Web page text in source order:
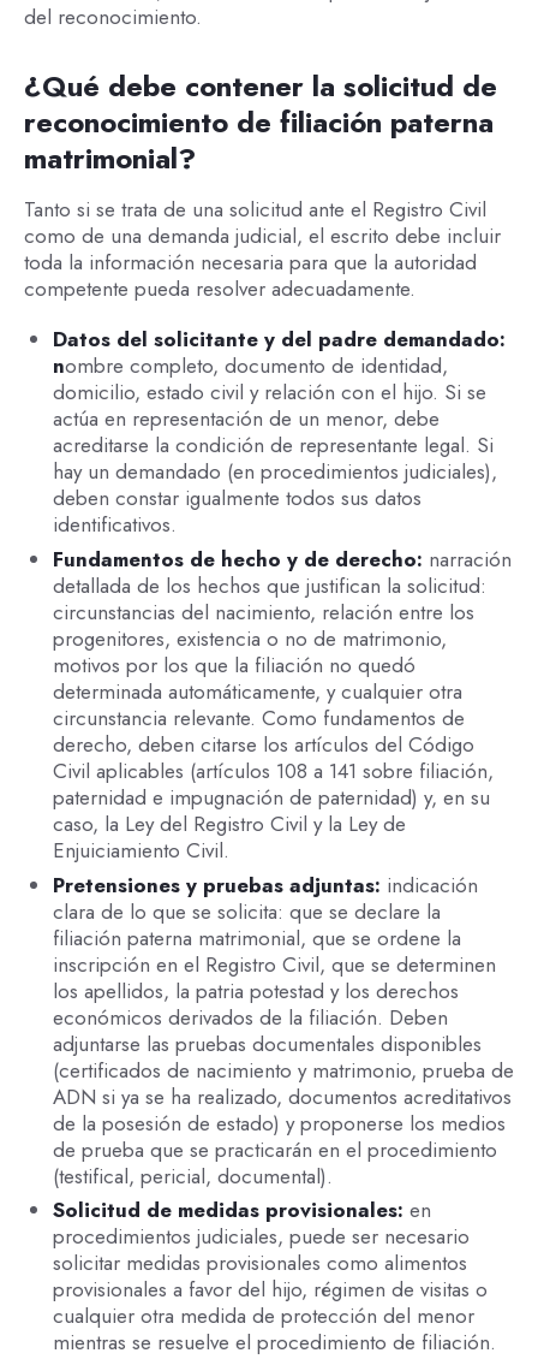
del reconocimiento.
¿Qué debe contener la solicitud de
reconocimiento de filiación paterna
matrimonial?
Tanto si se trata de una solicitud ante el Registro Civil
como de una demanda judicial, el escrito debe incluir
toda la información necesaria para que la autoridad
competente pueda resolver adecuadamente.
Datos del solicitante y del padre demandado:
nombre completo, documento de identidad,
domicilio, estado civil y relación con el hijo. Si se
actúa en representación de un menor, debe
acreditarse la condición de representante legal. Si
hay un demandado (en procedimientos judiciales),
deben constar igualmente todos sus datos
identificativos.
Fundamentos de hecho y de derecho: narración
detallada de los hechos que justifican la solicitud:
circunstancias del nacimiento, relación entre los
progenitores, existencia o no de matrimonio,
motivos por los que la filiación no quedó
determinada automáticamente, y cualquier otra
circunstancia relevante. Como fundamentos de
derecho, deben citarse los artículos del Código
Civil aplicables (artículos 108 a 141 sobre filiación,
paternidad e impugnación de paternidad) y, en su
caso, la Ley del Registro Civil y la Ley de
Enjuiciamiento Civil.
Pretensiones y pruebas adjuntas: indicación
clara de lo que se solicita: que se declare la
filiación paterna matrimonial, que se ordene la
inscripción en el Registro Civil, que se determinen
los apellidos, la patria potestad y los derechos
económicos derivados de la filiación. Deben
adjuntarse las pruebas documentales disponibles
(certificados de nacimiento y matrimonio, prueba de
ADN si ya se ha realizado, documentos acreditativos
de la posesión de estado) y proponerse los medios
de prueba que se practicarán en el procedimiento
(testifical, pericial, documental).
Solicitud de medidas provisionales: en
procedimientos judiciales, puede ser necesario
solicitar medidas provisionales como alimentos
provisionales a favor del hijo, régimen de visitas o
cualquier otra medida de protección del menor
mientras se resuelve el procedimiento de filiación.